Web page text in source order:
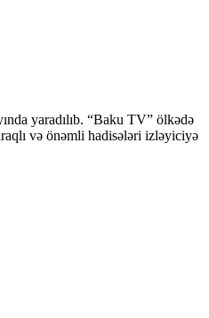
yaradılıb. “Baku TV” ölkədə
və önəmli hadisələri izləyiciyə